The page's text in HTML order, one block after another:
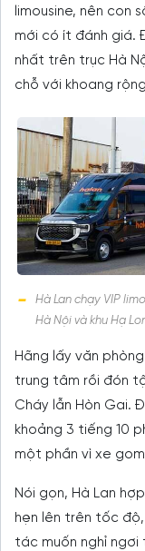
limousine, nên con
mới có ít đánh giá.
nhất trên trục Hà
chỗ với khoang
Hà Lan chạy VIP
Hà Nội và khu Hạ
Hãng lấy văn
trung tâm rồi đón
Cháy lẫn Hòn Gai.
khoảng 3 tiếng 10
một phần vì xe
Nói gọn, Hà Lan
hẹn lên trên tốc
tác muốn nghỉ